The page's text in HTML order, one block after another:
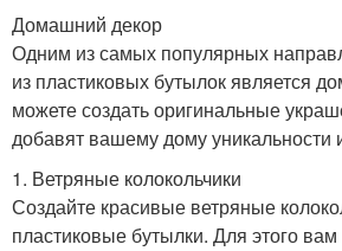
Домашний декор
Одним из самых популярных
из пластиковых бутылок является
можете создать оригинальные
добавят вашему дому уникальности
1. Ветряные колокольчики
Создайте красивые ветряные
пластиковые бутылки. Для этого